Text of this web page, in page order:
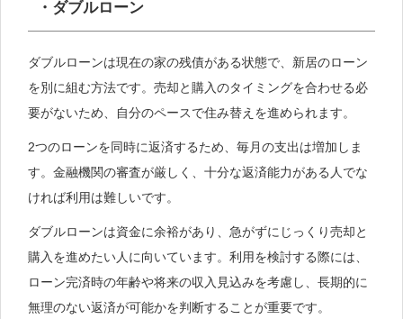
・ダブルローン
ダブルローンは現在の家の残債がある状態で、新居のローン
を別に組む方法です。売却と購入のタイミングを合わせる必
要がないため、自分のペースで住み替えを進められます。
2つのローンを同時に返済するため、毎月の支出は増加しま
す。金融機関の審査が厳しく、十分な返済能力がある人でな
ければ利用は難しいです。
ダブルローンは資金に余裕があり、急がずにじっくり売却と
購入を進めたい人に向いています。利用を検討する際には、
ローン完済時の年齢や将来の収入見込みを考慮し、長期的に
無理のない返済が可能かを判断することが重要です。